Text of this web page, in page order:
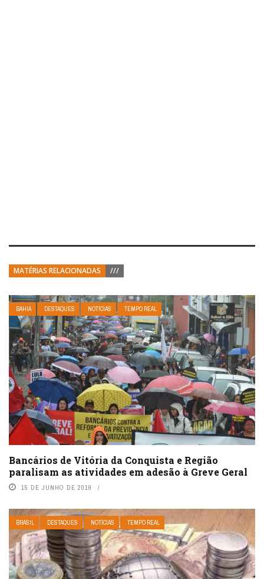
MATÉRIAS RELACIONADAS ///
BAHIA DESTAQUES NOTÍCIAS TEMPO REAL
Bancários de Vitória da Conquista e Região
paralisam as atividades em adesão à Greve Geral
15 DE JUNHO DE 2019
BRASIL DESTAQUES NOTÍCIAS TEMPO REAL